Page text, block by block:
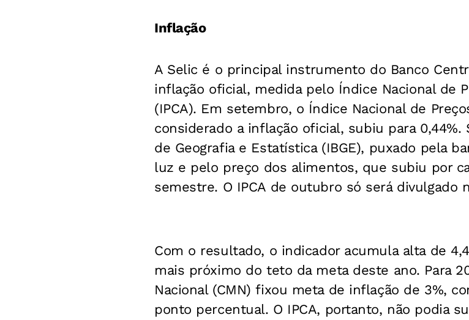
Inflação
A Selic é o principal instrumento do Banco
inflação oficial, medida pelo Índice Nacional de
(IPCA). Em setembro, o Índice Nacional de
considerado a inflação oficial, subiu para
de Geografia e Estatística (IBGE), puxado pela
luz e pelo preço dos alimentos, que subiu por
semestre. O IPCA de outubro só será divulgado
Com o resultado, o indicador acumula alta de
mais próximo do teto da meta deste ano. Para
Nacional (CMN) fixou meta de inflação de 3%,
ponto percentual. O IPCA, portanto, não podia